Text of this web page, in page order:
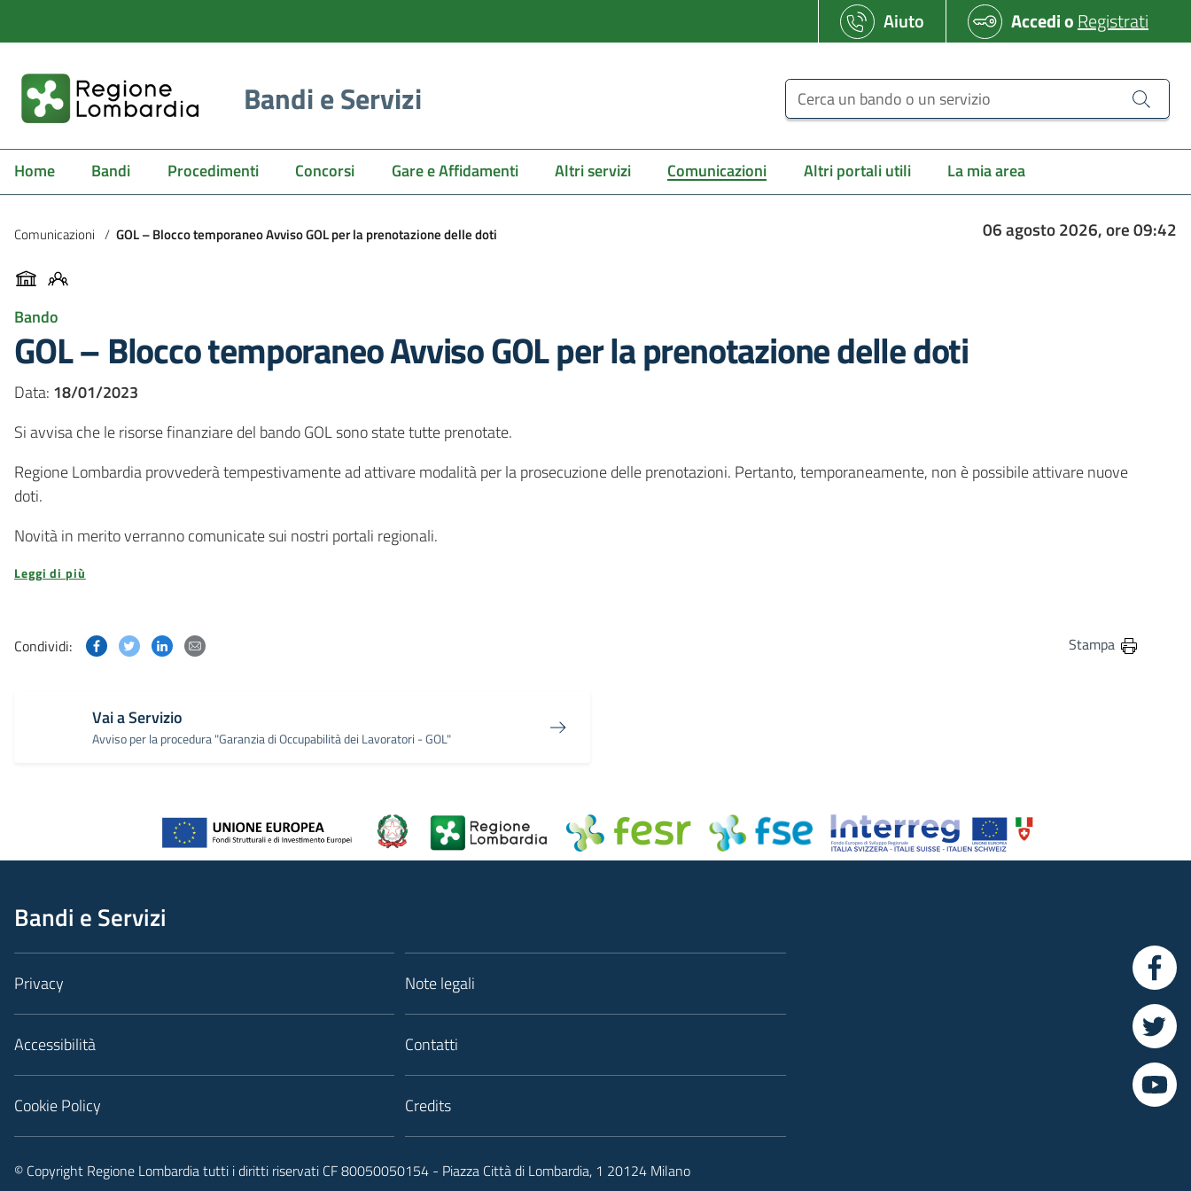
Aiuto AccedioRegistrati
Bandi e Servizi Cerca un bando o un servizio
Home Bandi Procedimenti Concorsi Gare e Affidamenti Altri servizi Comunicazioni Altri portali utili La mia area
Comunicazioni / GOL – Blocco temporaneo Avviso GOL per la prenotazione delle doti 06 agosto 2026, ore 09:42
Bando
GOL – Blocco temporaneo Avviso GOL per la prenotazione delle doti
Data: 18/01/2023
Si avvisa che le risorse finanziare del bando GOL sono state tutte prenotate.
Regione Lombardia provvederà tempestivamente ad attivare modalità per la prosecuzione delle prenotazioni. Pertanto, temporaneamente, non è possibile attivare nuove
doti.
Novità in merito verranno comunicate sui nostri portali regionali.
Leggi di più
Condividi: Condividi questa pagina su Facebook
Condividi questa pagina su Twitter
Condividi questa pagina su Linkedin Stampa
Vai a Servizio
Avviso per la procedura "Garanzia di Occupabilità dei Lavoratori - GOL"
Bandi e Servizi
Privacy
Accessibilità
Cookie Policy
Note legali
Contatti
Credits
© Copyright Regione Lombardia tutti i diritti riservati CF 80050050154 - Piazza Città di Lombardia, 1 20124 Milano